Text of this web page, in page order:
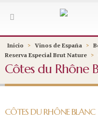
Inicio > Vinos de España >
Reserva Especial Brut Nature >
Côtes du Rhône
CÔTES DU RHÔNE BLANC